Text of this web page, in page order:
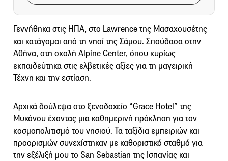
Γεννήθηκα στις ΗΠΑ, στο Lawrence της Μασαχουσέτης
και κατάγομαι από τη νησί της Σάμου. Σπούδασα στην
Αθήνα, στη σχολή Alpine Center, όπου κυρίως
εκπαιδεύτηκα στις ελβετικές αξίες για τη μαγειρική
Τέχνη και την εστίαση.
Αρχικά δούλεψα στο ξενοδοχείο “Grace Hotel” της
Μυκόνου έχοντας μια καθημερινή πρόκληση για τον
κοσμοπολιτισμό του νησιού. Τα ταξίδια εμπειριών και
προορισμών συνεχίστηκαν με καθοριστικό σταθμό για
την εξέλιξή μου το San Sebastian της Ισπανίας και